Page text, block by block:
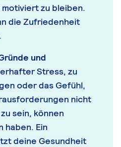
motiviert zu bleiben.
die Zufriedenheit
und
Stress, zu
oder das Gefühl,
nicht
sein, können
haben. Ein
deine Gesundheit